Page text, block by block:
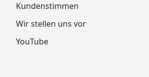
Kundenstimmen
Wir stellen uns vor
YouTube